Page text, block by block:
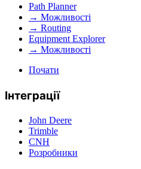
Path Planner
→ Можливості
→ Routing
Equipment Explorer
→ Можливості
Почати
Інтеграції
John Deere
Trimble
CNH
Розробники